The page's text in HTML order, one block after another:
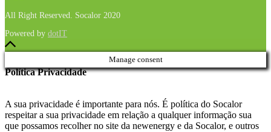
All Right Reserved. Socalor 2020
Powered by dotIT
Manage consent
Política Privacidade
A sua privacidade é importante para nós. É política do Socalor
respeitar a sua privacidade em relação a qualquer informação sua
que possamos recolher no site da newenergy e da Socalor, e outros